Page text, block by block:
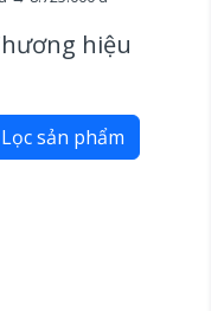
hiệu
Lọc sản phẩm